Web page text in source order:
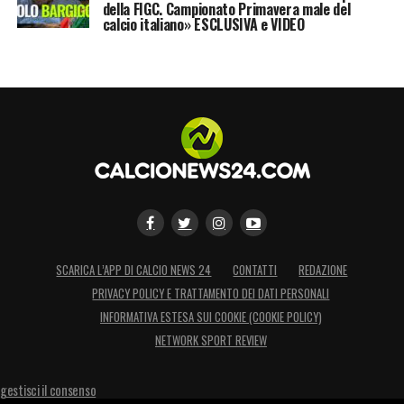
sarebbe aperto: a Fabio Paratici, che nel
l’acquisto di Mbappé. Sorridendo, il direttore
sportivo bianconero avrebbe risposto
promettendo di fare tutto il possibile qualora
dovesse esserci la possibilità di arrivare
seriamente al ragazzo. Non è molto, ma è già
qualcosa.
LA PLAYLIST DELLE NOSTRE TOP NEWS
della FIGC. Campionato Primavera male del
calcio italiano» ESCLUSIVA e VIDEO
SCARICA L’APP DI CALCIO NEWS 24 CONTATTI
REDAZIONE
PRIVACY POLICY E TRATTAMENTO DEI DATI PERSONALI
INFORMATIVA ESTESA SUI COOKIE (COOKIE POLICY)
NETWORK SPORT REVIEW
gestisci il consenso